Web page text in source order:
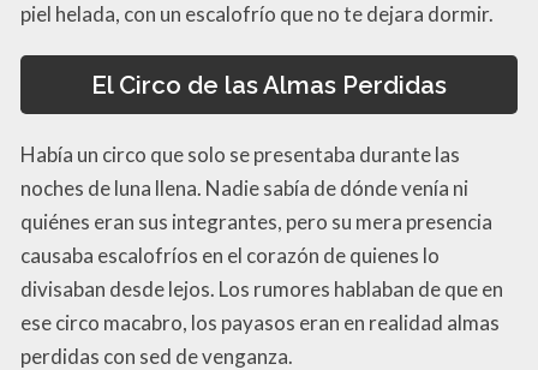
piel helada, con un escalofrío que no te dejara dormir.
El Circo de las Almas Perdidas
Había un circo que solo se presentaba durante las
noches de luna llena. Nadie sabía de dónde venía ni
quiénes eran sus integrantes, pero su mera presencia
causaba escalofríos en el corazón de quienes lo
divisaban desde lejos. Los rumores hablaban de que en
ese circo macabro, los payasos eran en realidad almas
perdidas con sed de venganza.